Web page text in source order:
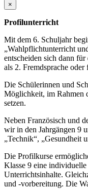
×
Profilunterricht
Mit dem 6. Schuljahr
„Wahlpflichtunterricht
entscheiden sich dann
als 2. Fremdsprache
Die Schülerinnen und
Möglichkeit, im Rahmen
setzen.
Neben Französisch und
wir in den Jahrgängen 9
„Technik“, „Gesundheit
Die Profilkurse
Klasse 9 eine
Unterrichtsinhalte.
und -vorbereitung. Die